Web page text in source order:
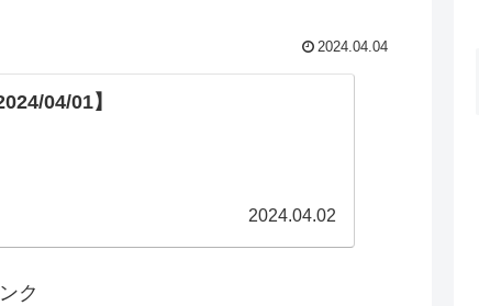
2024.04.04
04/01】
2024.04.02
ク